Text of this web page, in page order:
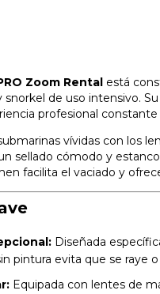
Zoom Rental está
de uso intensivo.
profesional
vívidas con los
sellado cómodo y
facilita el vaciado y
Diseñada
pintura evita que se raye o
Equipada con lentes de